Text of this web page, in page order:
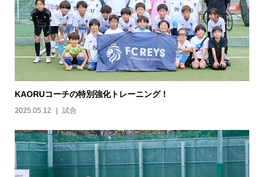
KAORUコーチの特別強化トレーニング！
2025.05.12 試合